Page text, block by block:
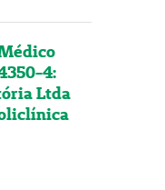
4:
Ltda